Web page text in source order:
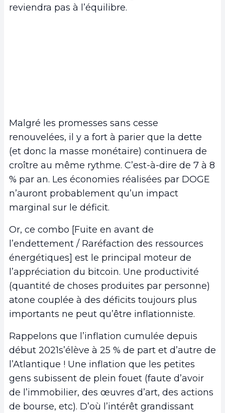
reviendra pas à l’équilibre.
Malgré les promesses sans cesse
renouvelées, il y a fort à parier que la dette
(et donc la masse monétaire) continuera de
croître au même rythme. C’est-à-dire de 7 à 8
% par an. Les économies réalisées par DOGE
n’auront probablement qu’un impact
marginal sur le déficit.
Or, ce combo [Fuite en avant de
l’endettement / Raréfaction des ressources
énergétiques] est le principal moteur de
l’appréciation du bitcoin. Une productivité
(quantité de choses produites par personne)
atone couplée à des déficits toujours plus
importants ne peut qu’être inflationniste.
Rappelons que l’inflation cumulée depuis
début 2021s’élève à 25 % de part et d’autre de
l’Atlantique ! Une inflation que les petites
gens subissent de plein fouet (faute d’avoir
de l’immobilier, des œuvres d’art, des actions
de bourse, etc). D’où l’intérêt grandissant